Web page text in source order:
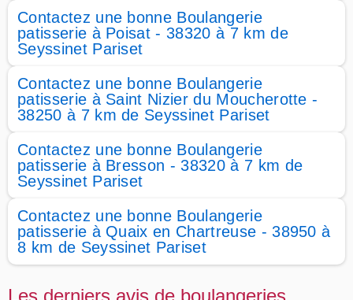
Contactez une bonne Boulangerie
patisserie à Poisat - 38320 à 7 km de
Seyssinet Pariset
Contactez une bonne Boulangerie
patisserie à Saint Nizier du Moucherotte -
38250 à 7 km de Seyssinet Pariset
Contactez une bonne Boulangerie
patisserie à Bresson - 38320 à 7 km de
Seyssinet Pariset
Contactez une bonne Boulangerie
patisserie à Quaix en Chartreuse - 38950 à
8 km de Seyssinet Pariset
Les derniers avis de boulangeries